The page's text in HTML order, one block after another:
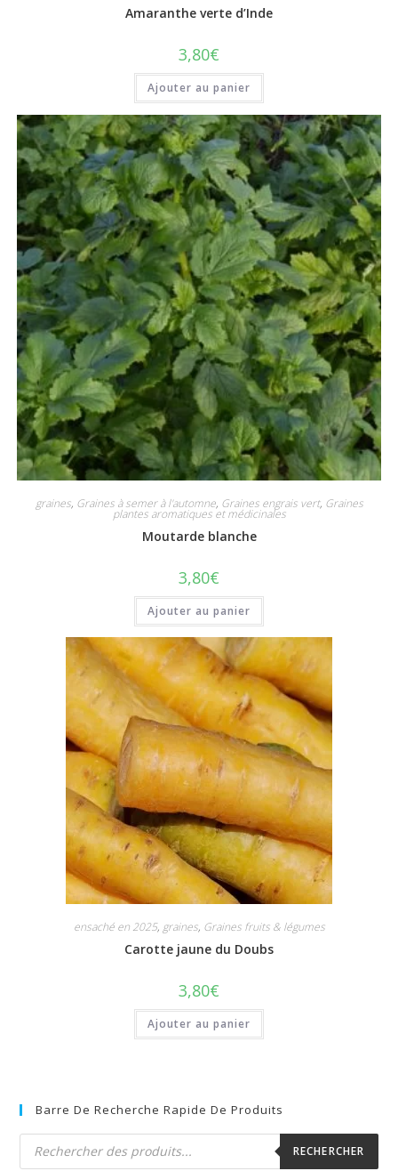
Amaranthe verte d’Inde
3,80€
Ajouter au panier
graines, Graines à semer à l'automne, Graines engrais vert, Graines
plantes aromatiques et médicinales
Moutarde blanche
3,80€
Ajouter au panier
ensaché en 2025, graines, Graines fruits & légumes
Carotte jaune du Doubs
3,80€
Ajouter au panier
Barre De Recherche Rapide De Produits
Recherche
produits
RECHERCHER